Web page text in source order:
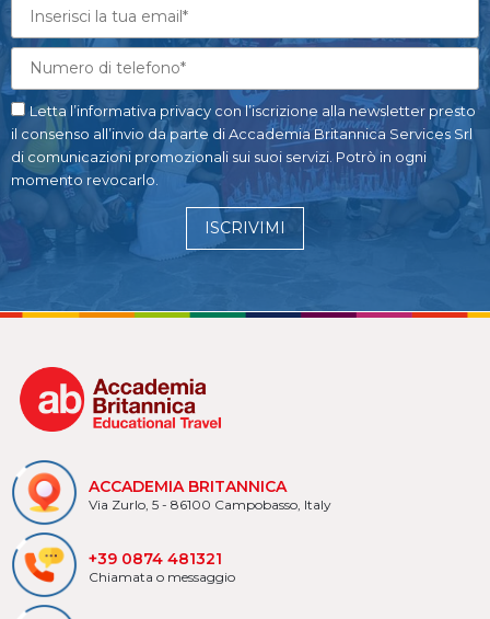
Letta l’informativa privacy con l’iscrizione alla newsletter presto
il consenso all’invio da parte di Accademia Britannica Services Srl
di comunicazioni promozionali sui suoi servizi. Potrò in ogni
momento revocarlo.
ISCRIVIMI
ACCADEMIA BRITANNICA
Via Zurlo, 5 - 86100 Campobasso, Italy
+39 0874 481321
Chiamata o messaggio